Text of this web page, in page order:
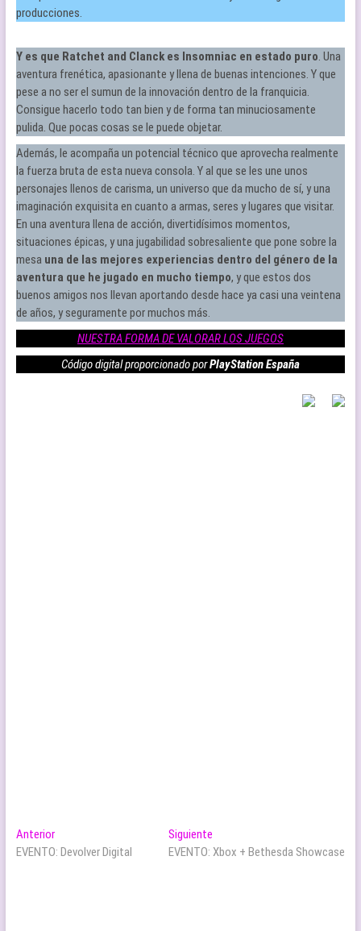
producciones.
Y es que Ratchet and Clanck es Insomniac en estado puro. Una
aventura frenética, apasionante y llena de buenas intenciones. Y que
pese a no ser el sumun de la innovación dentro de la franquicia.
Consigue hacerlo todo tan bien y de forma tan minuciosamente
pulida. Que pocas cosas se le puede objetar.
Además, le acompaña un potencial técnico que aprovecha realmente
la fuerza bruta de esta nueva consola. Y al que se les une unos
personajes llenos de carisma, un universo que da mucho de sí, y una
imaginación exquisita en cuanto a armas, seres y lugares que visitar.
En una aventura llena de acción, divertidísimos momentos,
situaciones épicas, y una jugabilidad sobresaliente que pone sobre la
mesa una de las mejores experiencias dentro del género de la
aventura que he jugado en mucho tiempo, y que estos dos
buenos amigos nos llevan aportando desde hace ya casi una veintena
de años, y seguramente por muchos más.
NUESTRA FORMA DE VALORAR LOS JUEGOS
Código digital proporcionado porPlayStation España
Navegación
de
AnteriorEntrada
anterior:
EVENTO: Devolver Digital
Siguiente
siguiente:
EVENTO: Xbox + Bethesda Showcase